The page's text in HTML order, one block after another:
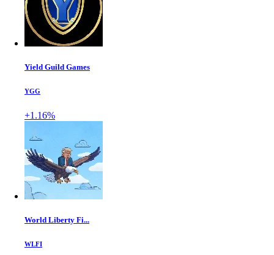
Yield Guild Games
YGG
+1.16%
World Liberty Fi...
WLFI